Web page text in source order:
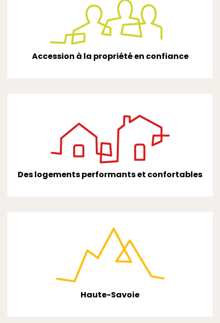
Accession à la propriété en confiance
Des logements performants et confortables
Haute-Savoie